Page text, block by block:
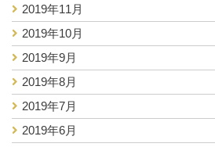
2019年11月
2019年10月
2019年9月
2019年8月
2019年7月
2019年6月